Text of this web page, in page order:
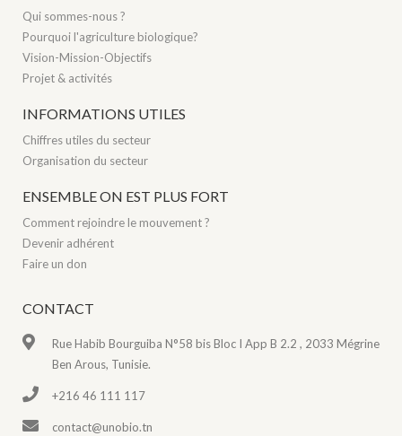
Qui sommes-nous ?
Pourquoi l'agriculture biologique?
Vision-Mission-Objectifs
Projet & activités
INFORMATIONS UTILES
Chiffres utiles du secteur
Organisation du secteur
ENSEMBLE ON EST PLUS FORT
Comment rejoindre le mouvement ?
Devenir adhérent
Faire un don
CONTACT
Rue Habib Bourguiba N°58 bis Bloc I App B 2.2 , 2033 Mégrine
Ben Arous, Tunisie.
+216 46 111 117
contact@unobio.tn